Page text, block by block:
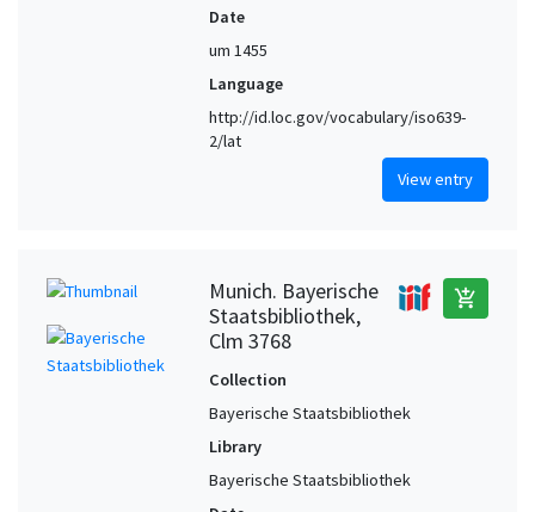
Date
um 1455
Language
http://id.loc.gov/vocabulary/iso639-
2/lat
View entry
Munich. Bayerische
Staatsbibliothek,
Clm 3768
add_shopping_cart
Collection
Bayerische Staatsbibliothek
Library
Bayerische Staatsbibliothek